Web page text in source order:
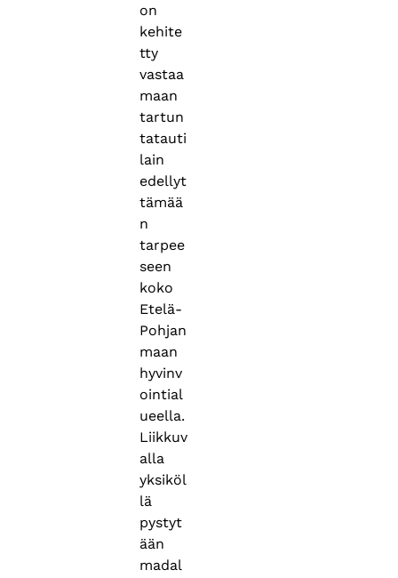
on
kehite
tty
vastaa
maan
tartun
tatauti
lain
edellyt
tämää
n
tarpee
seen
koko
Etelä-
Pohjan
maan
hyvinv
ointial
ueella.
Liikkuv
alla
yksiköl
lä
pystyt
ään
madal